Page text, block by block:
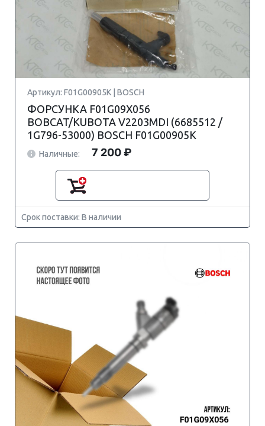
Артикул: F01G00905K | BOSCH
ФОРСУНКА F01G09X056
BOBCAT/KUBOTA V2203MDI (6685512 /
1G796-53000) BOSCH F01G00905K
Наличные: 7 200 ₽
Срок поставки: В наличии